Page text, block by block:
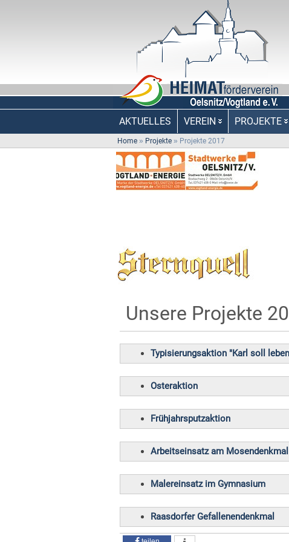
AKTUELLES VEREIN PROJEKTE
Home » Projekte » Projekte 2017
Unsere Projekte
Typisierungsaktion "Karl soll
Osteraktion
Frühjahrsputzaktion
Arbeitseinsatz am Mosendenkmal
Malereinsatz im Gymnasium
Raasdorfer Gefallenendenkmal